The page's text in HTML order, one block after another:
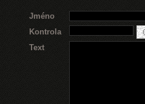
Jméno
Kontrola
Text